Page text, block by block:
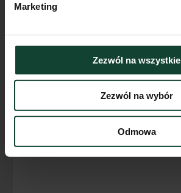
Marketing
Zezwól na wszystkie
Zezwól na wybór
Odmowa